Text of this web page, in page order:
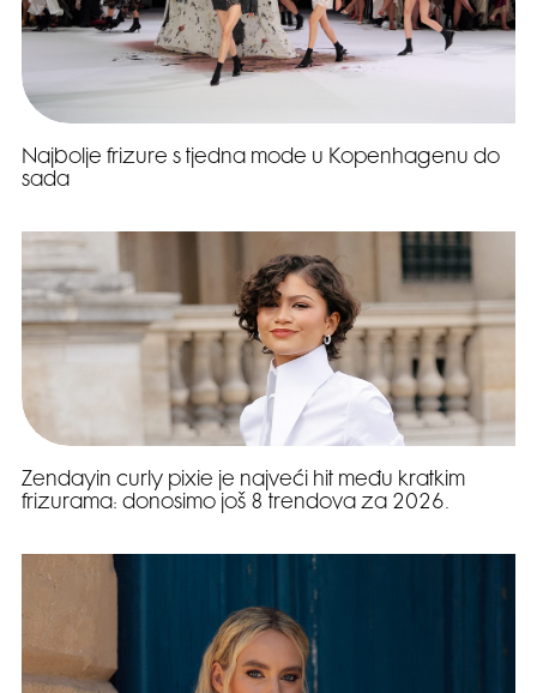
Najbolje frizure s tjedna mode u Kopenhagenu do
sada
Zendayin curly pixie je najveći hit među kratkim
frizurama: donosimo još 8 trendova za 2026.